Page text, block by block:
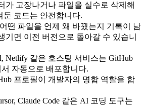
가 고장나거나 파일을 실수로 삭제해
둔 코드는 안전합니다.
떤 파일을 언제 왜 바꿨는지 기록이 남
기면 이전 버전으로 돌아갈 수 있습니
Netlify 같은 호스팅 서비스는 GitHub
자동으로 배포합니다.
프로필이 개발자의 명함 역할을 합
Claude Code 같은 AI 코딩 도구는